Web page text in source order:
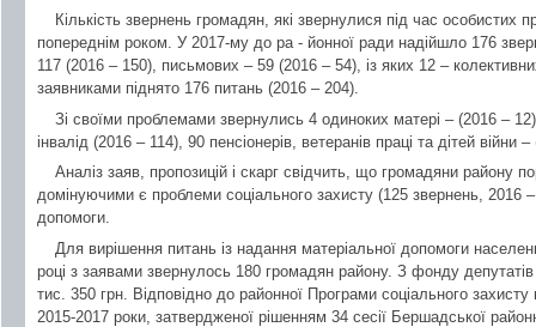
Кількість звернень громадян, які звернулися під час особистих
попереднім роком. У 2017-му до ра - йонної ради надійшло 176
117 (2016 – 150), письмових – 59 (2016 – 54), із яких 12 –
заявниками піднято 176 питань (2016 – 204).
Зі своїми проблемами звернулись 4 одиноких матері – (2016 –
інвалід (2016 – 114), 90 пенсіонерів, ветеранів праці та дітей війни
Аналіз заяв, пропозицій і скарг свідчить, що громадяни району
домінуючими є проблеми соціального захисту (125 звернень, 2016
допомоги.
Для вирішення питань із надання матеріальної допомоги
році з заявами звернулось 180 громадян району. З фонду
тис. 350 грн. Відповідно до районної Програми соціального
2015-2017 роки, затвердженої рішенням 34 сесії Бершадської